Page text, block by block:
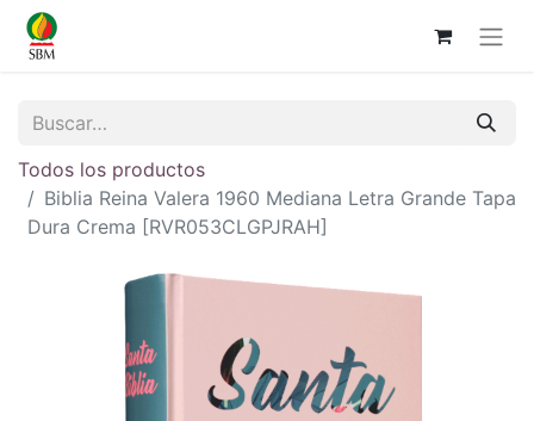
Todos los productos
Biblia Reina Valera 1960 Mediana Letra Grande Tapa
Dura Crema [RVR053CLGPJRAH]